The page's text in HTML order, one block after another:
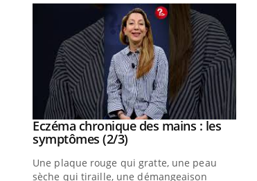
Youtube
Eczéma chronique des mains : les
symptômes (2/3)Youtube
Une plaque rouge qui gratte, une peau
sèche qui tiraille, une démangeaison